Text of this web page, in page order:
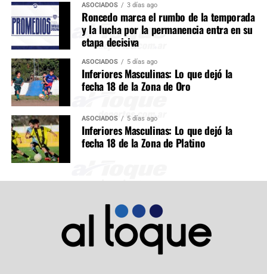
ASOCIADOS 3 días ago
Roncedo marca el rumbo de la temporada
y la lucha por la permanencia entra en su
etapa decisiva
ASOCIADOS 5 días ago
Inferiores Masculinas: Lo que dejó la
fecha 18 de la Zona de Oro
ASOCIADOS 5 días ago
Inferiores Masculinas: Lo que dejó la
fecha 18 de la Zona de Platino